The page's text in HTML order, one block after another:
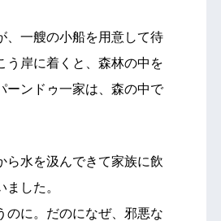
一艘の小船を用意して待
う岸に着くと、森林の中を
ーンドゥ一家は、森の中で
水を汲んできて家族に飲
した。
のに。だのになぜ、邪悪な